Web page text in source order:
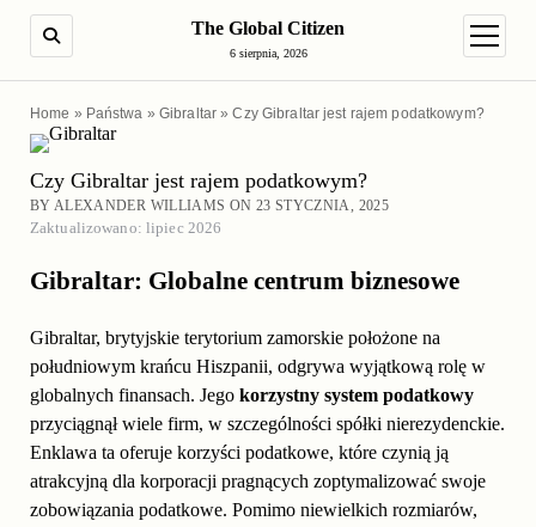
The Global Citizen
6 sierpnia, 2026
open
Home » Państwa » Gibraltar » Czy Gibraltar jest rajem podatkowym?
Czy Gibraltar jest rajem podatkowym?
BY ALEXANDER WILLIAMS ON 23 STYCZNIA, 2025
Zaktualizowano: lipiec 2026
Gibraltar: Globalne centrum biznesowe
Gibraltar, brytyjskie terytorium zamorskie położone na
południowym krańcu Hiszpanii, odgrywa wyjątkową rolę w
globalnych finansach. Jego korzystny system podatkowy
przyciągnął wiele firm, w szczególności spółki nierezydenckie.
Enklawa ta oferuje korzyści podatkowe, które czynią ją
atrakcyjną dla korporacji pragnących zoptymalizować swoje
zobowiązania podatkowe. Pomimo niewielkich rozmiarów,